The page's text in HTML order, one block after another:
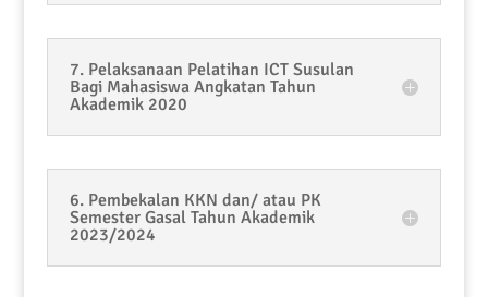
7. Pelaksanaan Pelatihan ICT Susulan
Bagi Mahasiswa Angkatan Tahun
Akademik 2020
6. Pembekalan KKN dan/ atau PK
Semester Gasal Tahun Akademik
2023/2024